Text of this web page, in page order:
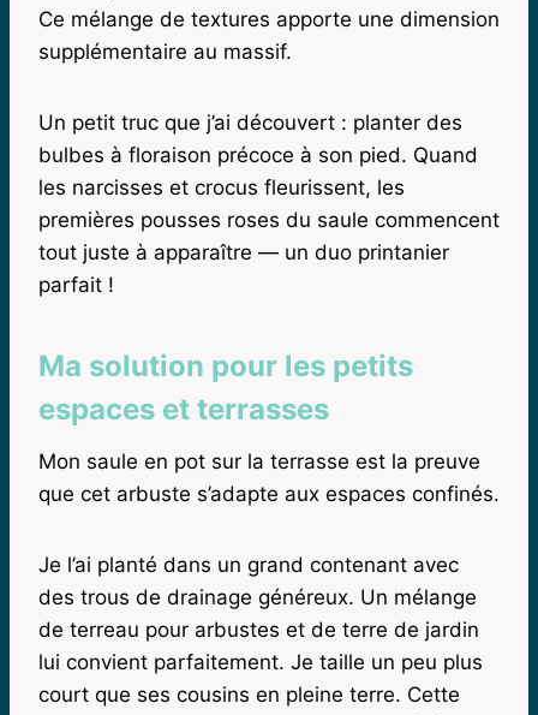
Ce mélange de textures apporte une dimension
supplémentaire au massif.
Un petit truc que j’ai découvert : planter des
bulbes à floraison précoce à son pied. Quand
les narcisses et crocus fleurissent, les
premières pousses roses du saule commencent
tout juste à apparaître — un duo printanier
parfait !
Ma solution pour les petits
espaces et terrasses
Mon saule en pot sur la terrasse est la preuve
que cet arbuste s’adapte aux espaces confinés.
Je l’ai planté dans un grand contenant avec
des trous de drainage généreux. Un mélange
de terreau pour arbustes et de terre de jardin
lui convient parfaitement. Je taille un peu plus
court que ses cousins en pleine terre. Cette